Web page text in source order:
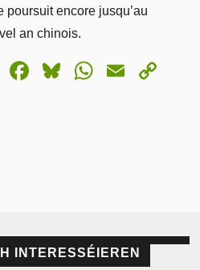
poursuit encore jusqu’au
an chinois.
Mastodon
Facebook
BlueskyEmail
INTERESSÉIEREN